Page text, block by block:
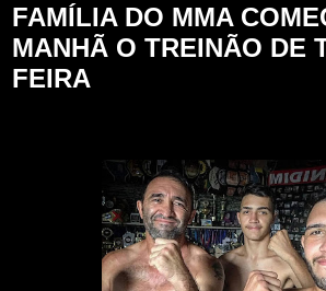
FAMÍLIA DO MMA
MANHÃ O TREINÃO DE
FEIRA